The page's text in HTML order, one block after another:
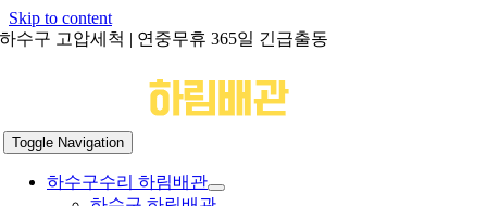
Skip to content
하수구 고압세척 | 연중무휴 365일 긴급출동
Toggle Navigation
하수구수리 하림배관